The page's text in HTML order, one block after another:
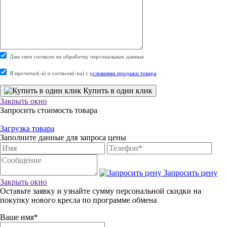
Даю свое согласие на обработку персональных данных
Я прочитал(-а) и согласен(-на) с условиями продажи товара
Купить в один клик
Закрыть окно
Запросить стоимость товара
Загрузка товара
Заполните данные для запроса цены
Запросить цену
Закрыть окно
Оставьте заявку и узнайте сумму персональной скидки на
покупку нового кресла по программе обмена
Ваше имя*